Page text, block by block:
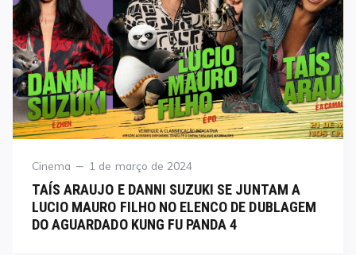
Category
Cinema
Posted
1 de março de 2024
TAÍS ARAUJO E DANNI SUZUKI SE JUNTAM A
LUCIO MAURO FILHO NO ELENCO DE DUBLAGEM
DO AGUARDADO KUNG FU PANDA 4